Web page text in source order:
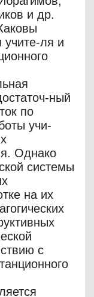
и др.
учите-ля и
ный
по
учи-
Однако
системы
на их
с